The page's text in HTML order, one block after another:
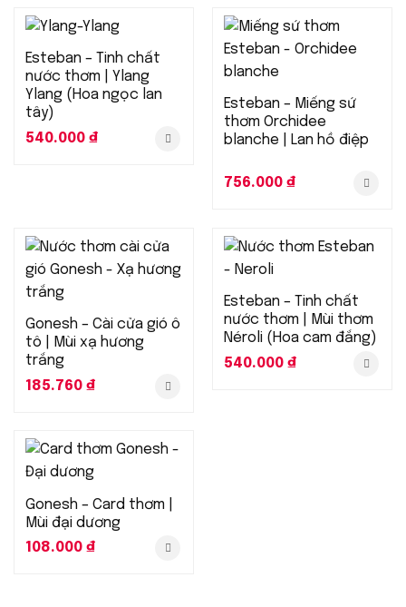
Esteban – Tinh chất
nước thơm | Ylang
Ylang (Hoa ngọc lan
tây)
540.000 ₫
Esteban – Miếng sứ
thơm Orchidee
blanche | Lan hồ điệp
756.000 ₫
Gonesh – Cài cửa gió ô
tô | Mùi xạ hương
trắng
185.760 ₫
Esteban – Tinh chất
nước thơm | Mùi thơm
Néroli (Hoa cam đắng)
540.000 ₫
Gonesh – Card thơm |
Mùi đại dương
108.000 ₫